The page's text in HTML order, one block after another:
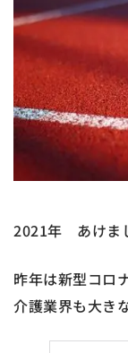
2021年 あけま
昨年は新型コロ
介護業界も大き